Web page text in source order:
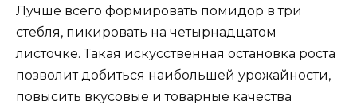
Лучше всего формировать помидор в три
стебля, пикировать на четырнадцатом
листочке. Такая искусственная остановка роста
позволит добиться наибольшей урожайности,
повысить вкусовые и товарные качества